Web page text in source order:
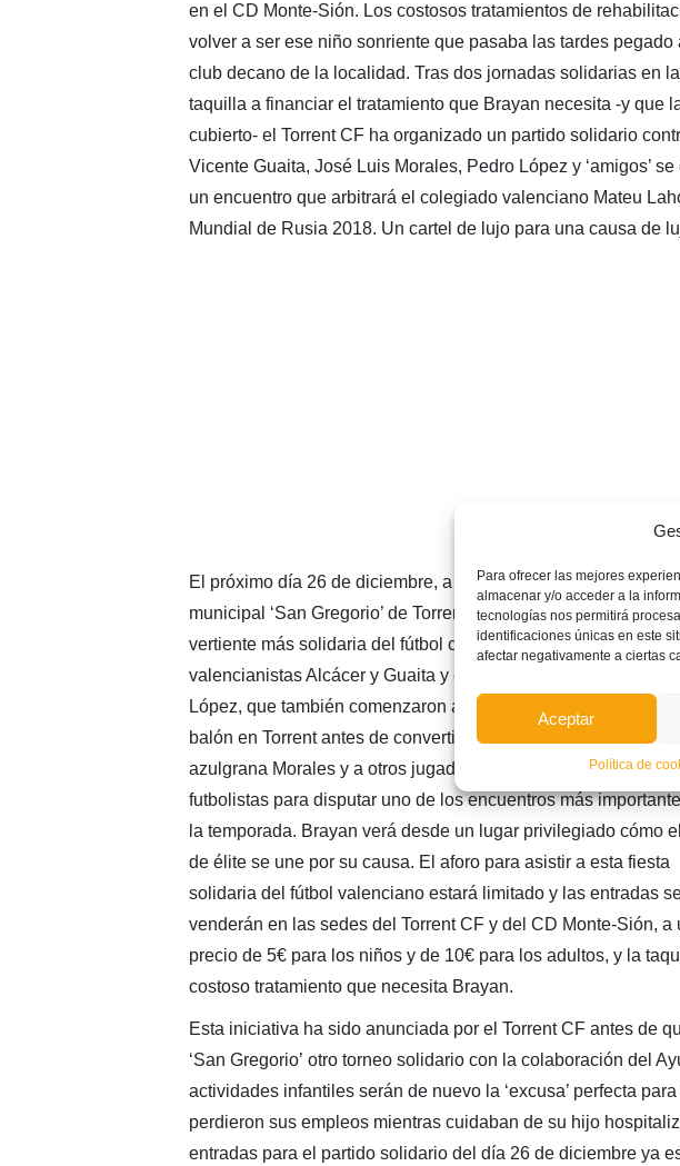
Para ofrecer las mejores
almacenar y/o acceder a la
tecnologías nos permitirá
identificaciones únicas en este
afectar negativamente a ciertas
Aceptar
Política de
en el CD Monte-Sión. Los costosos tratamientos de
volver a ser ese niño sonriente que pasaba las tardes pegado
club decano de la localidad. Tras dos jornadas solidarias en
taquilla a financiar el tratamiento que Brayan necesita -y que
cubierto- el Torrent CF ha organizado un partido solidario
Vicente Guaita, José Luis Morales, Pedro López y ‘amigos’
un encuentro que arbitrará el colegiado valenciano Mateu
Mundial de Rusia 2018. Un cartel de lujo para una causa de
El próximo día 26 de diciembre, a las 20:00 horas, el campo
municipal ‘San Gregorio’ de Torrent acogerá una jornada con
vertiente más solidaria del fútbol como protagonista. Los ex-
valencianistas Alcácer y Guaita y el defensa del Levante UD
López, que también comenzaron a dar sus primeros toques al
balón en Torrent antes de convertirse en profesionales, se
azulgrana Morales y a otros jugadores ‘citados’ por los propios
futbolistas para disputar uno de los encuentros más
la temporada. Brayan verá desde un lugar privilegiado cómo
de élite se une por su causa. El aforo para asistir a esta fiesta
solidaria del fútbol valenciano estará limitado y las entradas
venderán en las sedes del Torrent CF y del CD Monte-Sión, a
precio de 5€ para los niños y de 10€ para los adultos, y la
costoso tratamiento que necesita Brayan.
Esta iniciativa ha sido anunciada por el Torrent CF antes de
‘San Gregorio’ otro torneo solidario con la colaboración del
actividades infantiles serán de nuevo la ‘excusa’ perfecta
perdieron sus empleos mientras cuidaban de su hijo
entradas para el partido solidario del día 26 de diciembre ya